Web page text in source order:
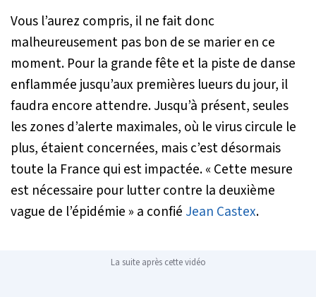
Vous l’aurez compris, il ne fait donc
malheureusement pas bon de se marier en ce
moment. Pour la grande fête et la piste de danse
enflammée jusqu’aux premières lueurs du jour, il
faudra encore attendre. Jusqu’à présent, seules
les zones d’alerte maximales, où le virus circule le
plus, étaient concernées, mais c’est désormais
toute la France qui est impactée.« Cette mesure
est nécessaire pour lutter contre la deuxième
vague de l’épidémie » a confié Jean Castex.
La suite après cette vidéo